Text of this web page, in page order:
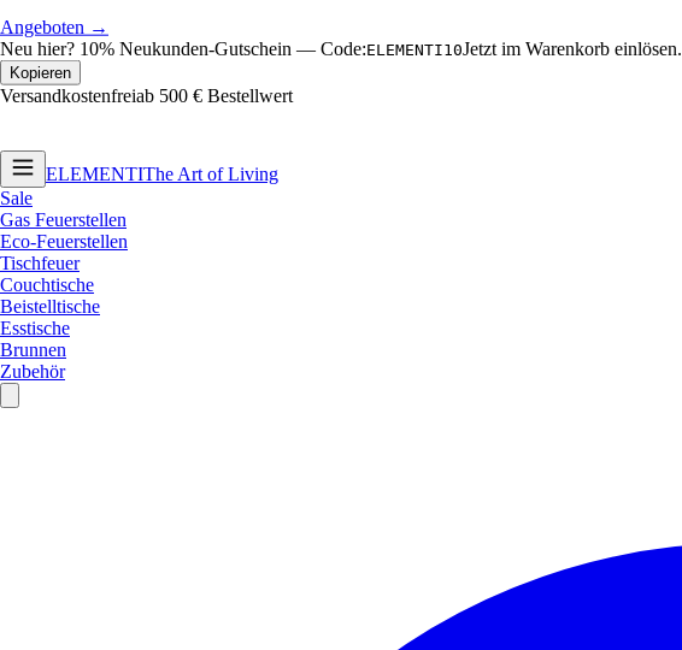
Angeboten →
Neu hier? 10% Neukunden-Gutschein — Code:ELEMENTI10Jetzt im Warenkorb einlösen.
Kopieren
Versandkostenfreiab 500 € Bestellwert
ELEMENTIThe Art of Living
Sale
Gas Feuerstellen
Eco-Feuerstellen
Tischfeuer
Couchtische
Beistelltische
Esstische
Brunnen
Zubehör